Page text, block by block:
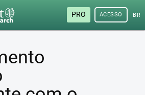
PRO ACESSO